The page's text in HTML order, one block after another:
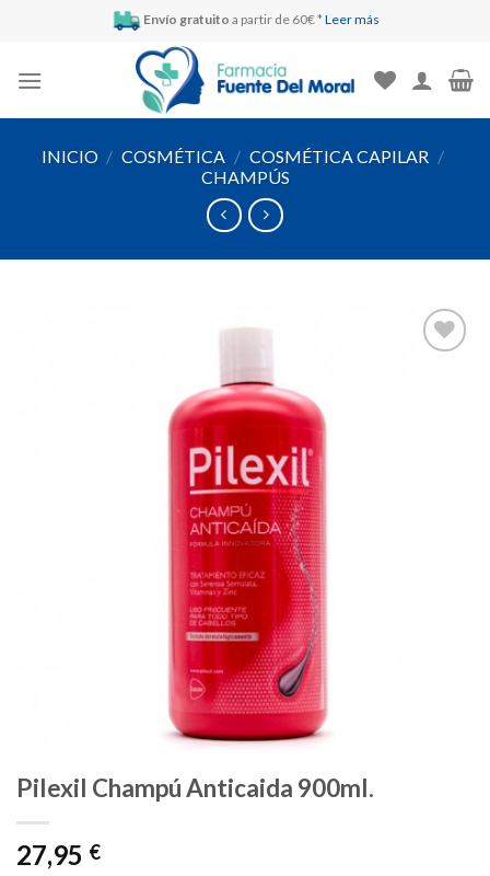
Envío gratuito a partir de 60€ * Leer más
INICIO / COSMÉTICA / COSMÉTICA CAPILAR /
CHAMPÚS
Pilexil Champú Anticaida 900ml.
27,95 €